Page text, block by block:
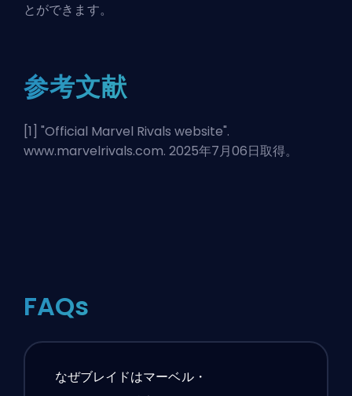
とができます。
参考文献
[1] "Official Marvel Rivals website".
www.marvelrivals.com. 2025年7月06日取得。
FAQs
なぜブレイドはマーベル・